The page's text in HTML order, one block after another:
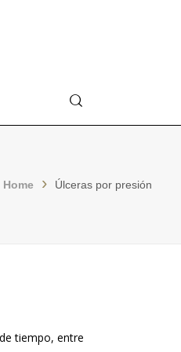
Buscar
Home Úlceras por presión
tiempo, entre